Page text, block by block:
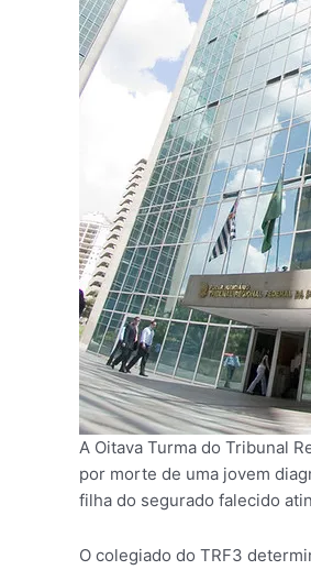
A Oitava Turma do Tribunal
por morte de uma jovem
filha do segurado falecido
O colegiado do TRF3